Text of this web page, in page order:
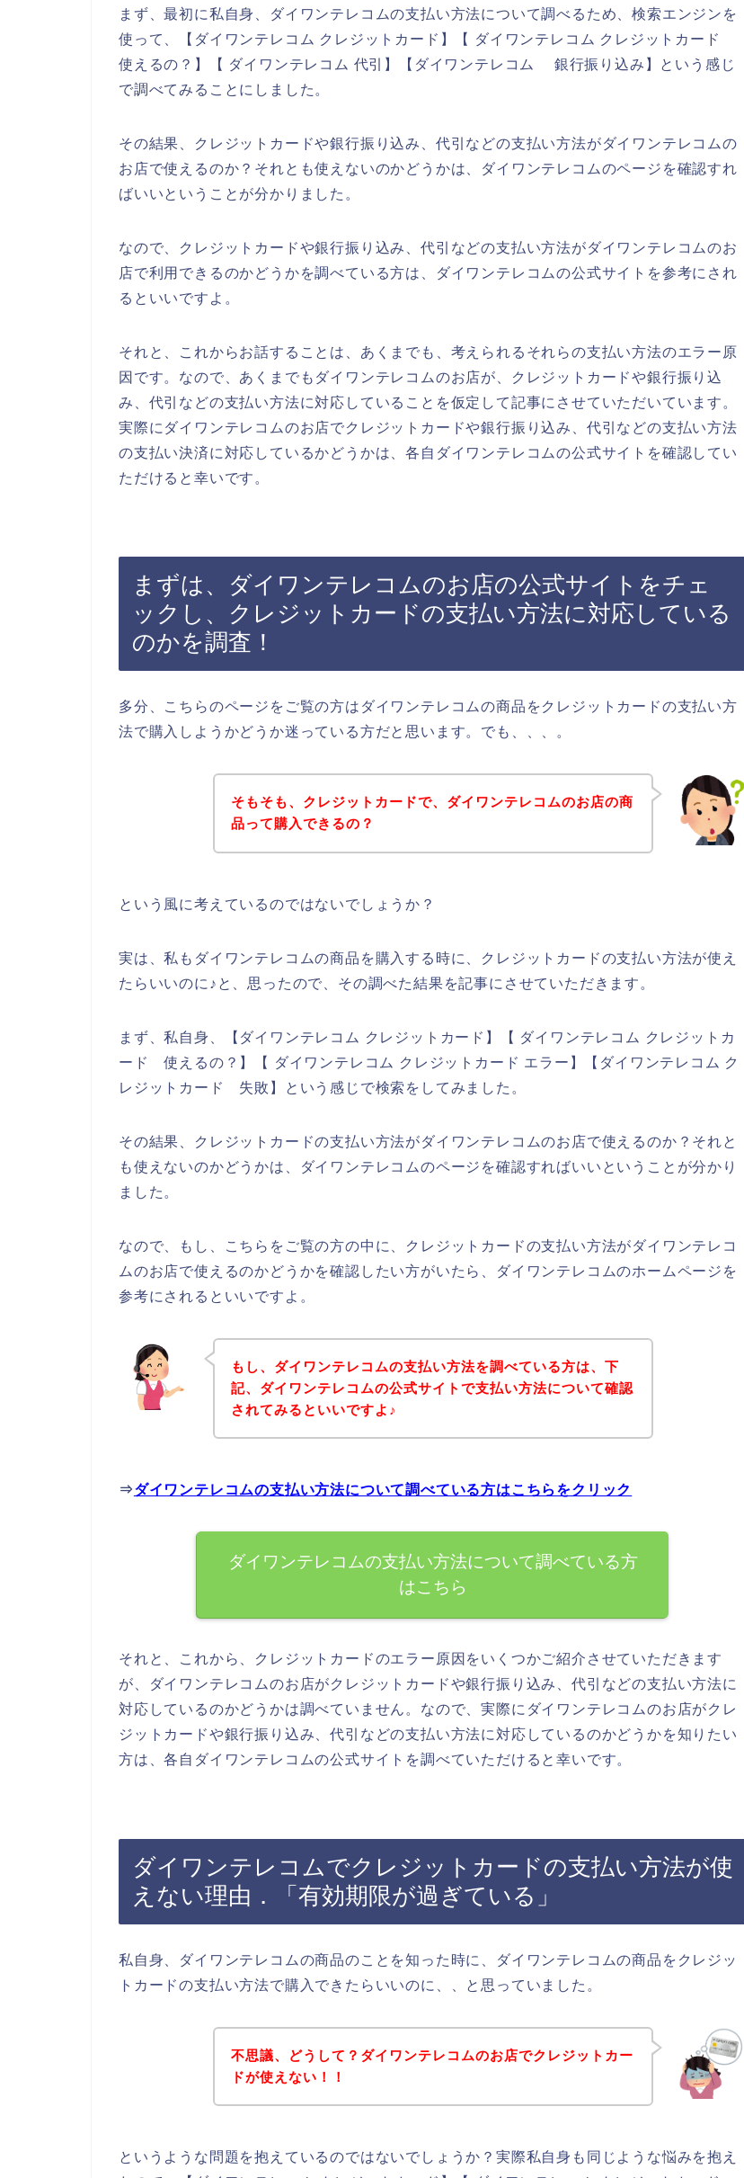
まず、最初に私自身、ダイワンテレコムの支払い方法について調べるため、検索エンジンを
使って、【ダイワンテレコム クレジットカード】【 ダイワンテレコム クレジットカード
使えるの？】【 ダイワンテレコム 代引】【ダイワンテレコム 銀行振り込み】という感じ
で調べてみることにしました。
その結果、クレジットカードや銀行振り込み、代引などの支払い方法がダイワンテレコムの
お店で使えるのか？それとも使えないのかどうかは、ダイワンテレコムのページを確認すれ
ばいいということが分かりました。
なので、クレジットカードや銀行振り込み、代引などの支払い方法がダイワンテレコムのお
店で利用できるのかどうかを調べている方は、ダイワンテレコムの公式サイトを参考にされ
るといいですよ。
それと、これからお話することは、あくまでも、考えられるそれらの支払い方法のエラー原
因です。なので、あくまでもダイワンテレコムのお店が、クレジットカードや銀行振り込
み、代引などの支払い方法に対応していることを仮定して記事にさせていただいています。
実際にダイワンテレコムのお店でクレジットカードや銀行振り込み、代引などの支払い方法
の支払い決済に対応しているかどうかは、各自ダイワンテレコムの公式サイトを確認してい
ただけると幸いです。
まずは、ダイワンテレコムのお店の公式サイトをチェ
ックし、クレジットカードの支払い方法に対応している
のかを調査！
多分、こちらのページをご覧の方はダイワンテレコムの商品をクレジットカードの支払い方
法で購入しようかどうか迷っている方だと思います。でも、、、。
そもそも、クレジットカードで、ダイワンテレコムのお店の商
品って購入できるの？
という風に考えているのではないでしょうか？
実は、私もダイワンテレコムの商品を購入する時に、クレジットカードの支払い方法が使え
たらいいのに♪と、思ったので、その調べた結果を記事にさせていただきます。
まず、私自身、【ダイワンテレコム クレジットカード】【 ダイワンテレコム クレジットカ
ード 使えるの？】【 ダイワンテレコム クレジットカード エラー】【ダイワンテレコム ク
レジットカード 失敗】という感じで検索をしてみました。
その結果、クレジットカードの支払い方法がダイワンテレコムのお店で使えるのか？それと
も使えないのかどうかは、ダイワンテレコムのページを確認すればいいということが分かり
ました。
なので、もし、こちらをご覧の方の中に、クレジットカードの支払い方法がダイワンテレコ
ムのお店で使えるのかどうかを確認したい方がいたら、ダイワンテレコムのホームページを
参考にされるといいですよ。
もし、ダイワンテレコムの支払い方法を調べている方は、下
記、ダイワンテレコムの公式サイトで支払い方法について確認
されてみるといいですよ♪
⇒ダイワンテレコムの支払い方法について調べている方はこちらをクリック
ダイワンテレコムの支払い方法について調べている方
はこちら
それと、これから、クレジットカードのエラー原因をいくつかご紹介させていただきます
が、ダイワンテレコムのお店がクレジットカードや銀行振り込み、代引などの支払い方法に
対応しているのかどうかは調べていません。なので、実際にダイワンテレコムのお店がクレ
ジットカードや銀行振り込み、代引などの支払い方法に対応しているのかどうかを知りたい
方は、各自ダイワンテレコムの公式サイトを調べていただけると幸いです。
ダイワンテレコムでクレジットカードの支払い方法が使
えない理由．「有効期限が過ぎている」
私自身、ダイワンテレコムの商品のことを知った時に、ダイワンテレコムの商品をクレジッ
トカードの支払い方法で購入できたらいいのに、、と思っていました。
不思議、どうして？ダイワンテレコムのお店でクレジットカー
ドが使えない！！
というような問題を抱えているのではないでしょうか？実際私自身も同じような悩みを抱え